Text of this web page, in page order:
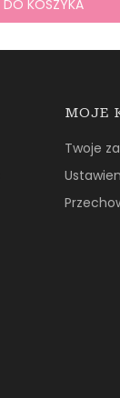
DO KOSZYKA
MOJE
Twoje